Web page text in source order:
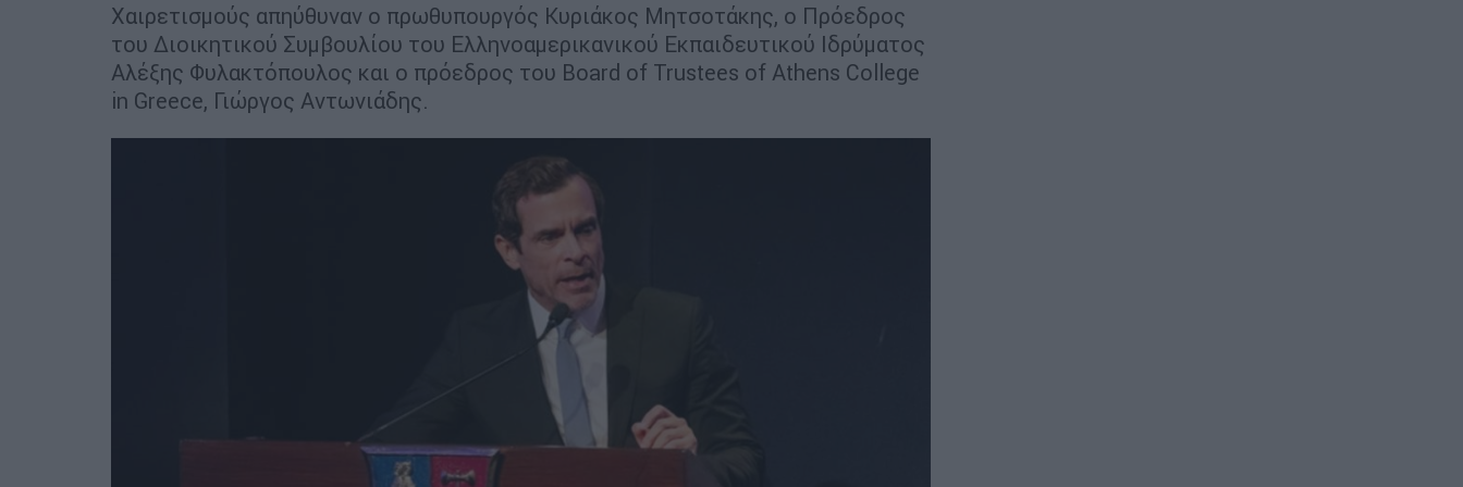
Χαιρετισμούς απηύθυναν ο πρωθυπουργός Κυριάκος Μητσοτάκης, ο Πρόεδρος
του Διοικητικού Συμβουλίου του Ελληνοαμερικανικού Εκπαιδευτικού Ιδρύματος
Αλέξης Φυλακτόπουλος και ο πρόεδρος του Board of Trustees of Athens College
in Greece, Γιώργος Αντωνιάδης.